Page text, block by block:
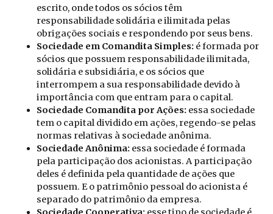
escrito, onde todos os sócios têm
responsabilidade solidária e ilimitada pelas
obrigações sociais e respondendo por seus bens.
Sociedade em Comandita Simples: é formada por
sócios que possuem responsabilidade ilimitada,
solidária e subsidiária, e os sócios que
interrompem a sua responsabilidade devido à
importância com que entram para o capital.
Sociedade Comandita por Ações: essa sociedade
tem o capital dividido em ações, regendo-se pelas
normas relativas à sociedade anônima.
Sociedade Anônima: essa sociedade é formada
pela participação dos acionistas. A participação
deles é definida pela quantidade de ações que
possuem. E o patrimônio pessoal do acionista é
separado do patrimônio da empresa.